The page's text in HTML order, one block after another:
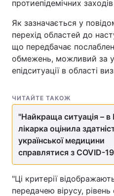
протиепідемічних
Як зазначається у
перехід областей до
що передбачає
обмежень, можливий за
епідситуації в області
ЧИТАЙТЕ ТАКОЖ
"Найкраща ситуація – в
лікарка оцінила
української медицини
справлятися з COVID-19
"Ці критерії
передачею вірусу,